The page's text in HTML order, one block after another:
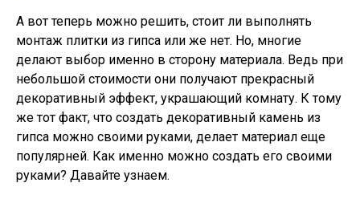
А вот теперь можно решить, стоит ли выполнять
монтаж плитки из гипса или же нет. Но, многие
делают выбор именно в сторону материала. Ведь при
небольшой стоимости они получают прекрасный
декоративный эффект, украшающий комнату. К тому
же тот факт, что создать декоративный камень из
гипса можно своими руками, делает материал еще
популярней. Как именно можно создать его своими
руками? Давайте узнаем.